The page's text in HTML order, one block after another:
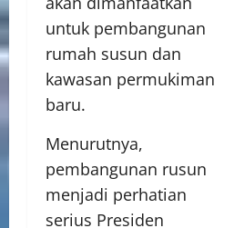
untuk pembangunan
rumah susun dan
kawasan permukiman
baru.
Menurutnya,
pembangunan rusun
menjadi perhatian
serius Presiden